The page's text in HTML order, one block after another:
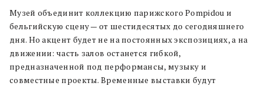
Музей объединит коллекцию парижского Pompidou и
бельгийскую сцену — от шестидесятых до сегодняшнего
дня. Но акцент будет не на постоянных экспозициях, а на
движении: часть залов останется гибкой,
предназначенной под перформансы, музыку и
совместные проекты. Временные выставки будут